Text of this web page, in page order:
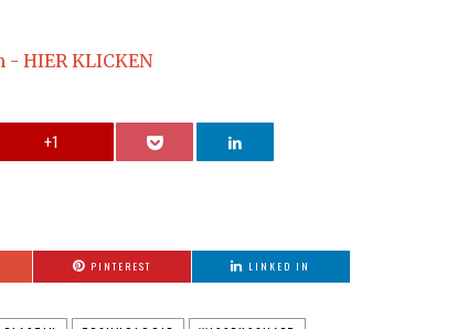
HIER KLICKEN
+1
PINTEREST LINKED IN